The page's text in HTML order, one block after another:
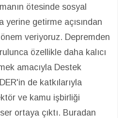
ötesinde sosyal
yerine getirme açısından
veriyoruz. Depremden
özellikle daha kalıcı
amacıyla Destek
de katkılarıyla
ve kamu işbirliği
ortaya çıktı. Buradan